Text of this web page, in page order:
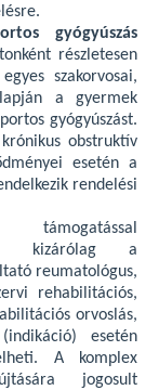
gyógyúszás
részletesen
szakorvosai,
a gyermek
gyógyúszást.
obstruktív
esetén a
rendelési
kizárólag a
reumatológus,
rehabilitációs,
orvoslás,
esetén
A komplex
jogosult